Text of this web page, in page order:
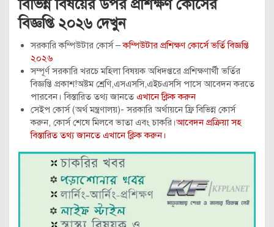
বিভিন্ন বিষয়ের উপর প্রশিক্ষণ কোর্সের
বিজ্ঞপ্তি ২০২৬ দেখুন
সরকারি কম্পিউটার কোর্স –কম্পিউটার প্রশিক্ষণ কোর্সে ভর্তি বিজ্ঞপ্তি
২০২৬
সম্পূর্ণ সরকারি খরচে মহিলা বিষয়ক অধিদপ্তরে প্রশিক্ষণার্থী ভর্তির
বিজ্ঞপ্তি প্রকাশ!অষ্টম শ্রেণি,এসএসসি,এইচএসসি পাসে আবেদন করতে
পারবেন। বিস্তারিত তথ্য জানতে এখানে ক্লিক করুন
সেইপ কোর্স (অর্থ মন্ত্রণালয়)- সরকারি অর্থায়নে ফ্রি বিভিন্ন কোর্স
করুন, কোর্স শেষে মিলবে ভাতা এবং চাকরি।আবেদন প্রক্রিয়া সহ
বিস্তারিত তথ্য জানতে এখানে ক্লিক করুন।